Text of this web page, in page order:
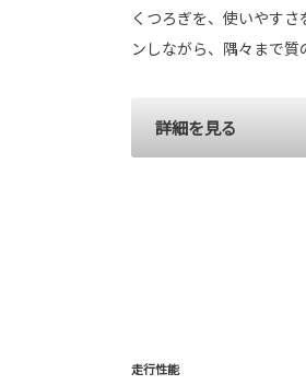
くつろぎを、使いやす
ンしながら、隅々まで質
詳細を見る
走行性能